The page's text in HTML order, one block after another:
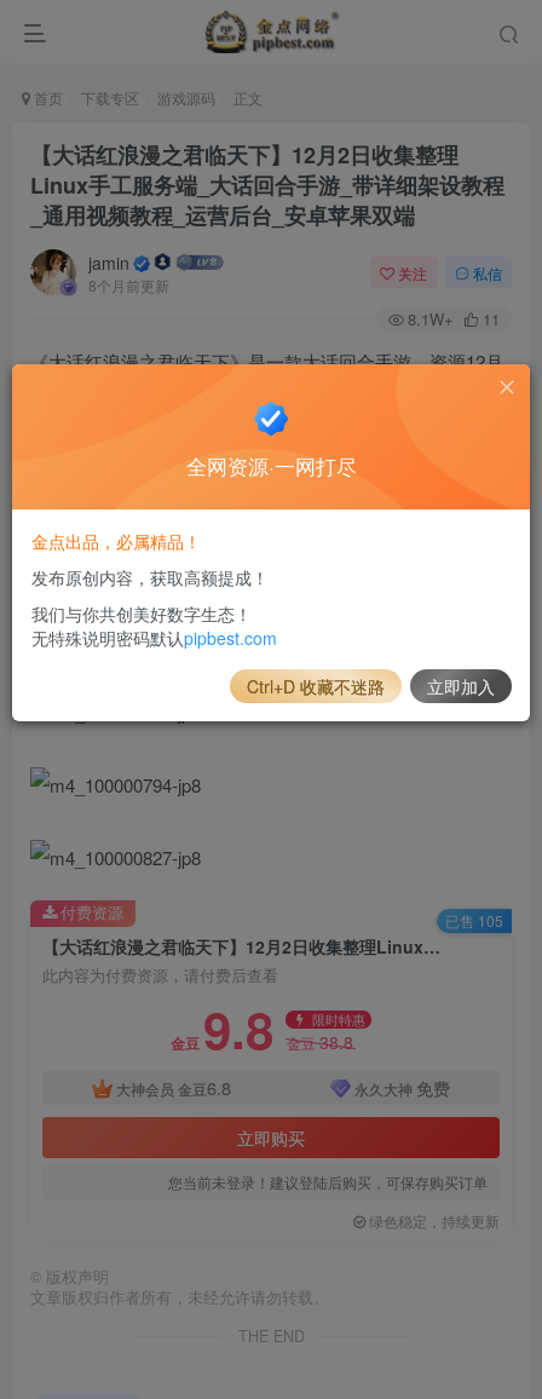
首页 下载专区 游戏源码 正文
【大话红浪漫之君临天下】12月2日收集整理
Linux手工服务端_大话回合手游_带详细架设教程
_通用视频教程_运营后台_安卓苹果双端
jamin
8个月前更新
关注 私信
8.1W+ 11
《大话红浪漫之君临天下》是一款大话回合手游。资源12月
2日收集整理，提供Linux手工服务端，包含详细架设与视频
教程、运营后台，支持安卓苹果双端。
【大话红浪漫之君临天下】12月2日收集整理Linux手工服务端_大话回合手游_带详细架设教程_通用视频教程_运营后台_安卓苹果双端
此内容为付费资源，请付费后查看
金豆 9.8 限时特惠
金豆38.8
大神会员 金豆6.8 永久大神 免费
立即购买
您当前未登录！建议登陆后购买，可保存购买订单
绿色稳定，持续更新
付费资源 已售 105
© 版权声明
文章版权归作者所有，未经允许请勿转载。
THE END
全网资源·一网打尽
金点出品，必属精品！
发布原创内容，获取高额提成！
我们与你共创美好数字生态！
无特殊说明密码默认pipbest.com
Ctrl+D 收藏不迷路 立即加入